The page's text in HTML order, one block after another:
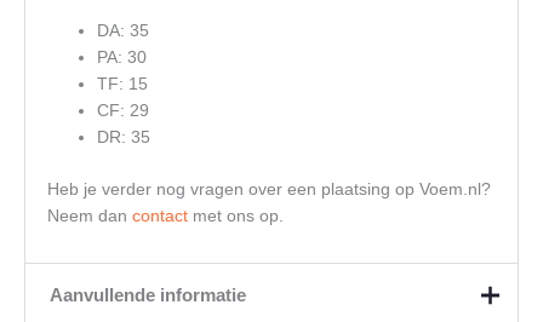
DA: 35
PA: 30
TF: 15
CF: 29
DR: 35
Heb je verder nog vragen over een plaatsing op Voem.nl?
Neem dan contactmet ons op.
Aanvullende informatie